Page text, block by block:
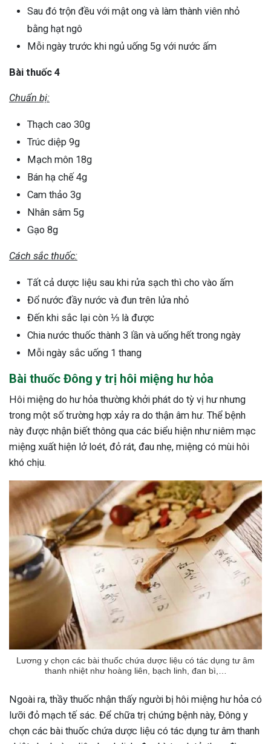
Sau đó trộn đều với mật ong và làm thành viên nhỏ
bằng hạt ngô
Mỗi ngày trước khi ngủ uống 5g với nước ấm
Bài thuốc 4
Chuẩn bị:
Thạch cao 30g
Trúc diệp 9g
Mạch môn 18g
Bán hạ chế 4g
Cam thảo 3g
Nhân sâm 5g
Gạo 8g
Cách sắc thuốc:
Tất cả dược liệu sau khi rửa sạch thì cho vào ấm
Đổ nước đầy nước và đun trên lửa nhỏ
Đến khi sắc lại còn ⅓ là được
Chia nước thuốc thành 3 lần và uống hết trong ngày
Mỗi ngày sắc uống 1 thang
Bài thuốc Đông y trị hôi miệng hư hỏa
Hôi miệng do hư hỏa thường khởi phát do tỳ vị hư nhưng
trong một số trường hợp xảy ra do thận âm hư. Thể bệnh
này được nhận biết thông qua các biểu hiện như niêm mạc
miệng xuất hiện lở loét, đỏ rát, đau nhẹ, miệng có mùi hôi
khó chịu.
Lương y chọn các bài thuốc chứa dược liệu có tác dụng tư âm
thanh nhiệt như hoàng liên, bạch linh, đan bì,…
Ngoài ra, thầy thuốc nhận thấy người bị hôi miệng hư hỏa có
lưỡi đỏ mạch tế sác. Để chữa trị chứng bệnh này, Đông y
chọn các bài thuốc chứa dược liệu có tác dụng tư âm thanh